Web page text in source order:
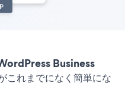
Business
れまでになく簡単にな